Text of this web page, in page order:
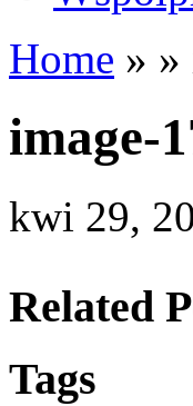
Home » »
image-
kwi 29,
Related
Tags